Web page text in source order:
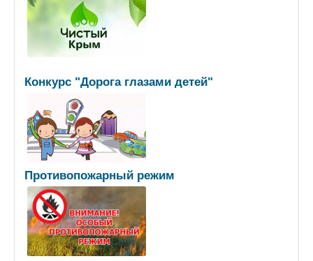
Конкурс "Дорога глазами детей"
Противопожарный режим